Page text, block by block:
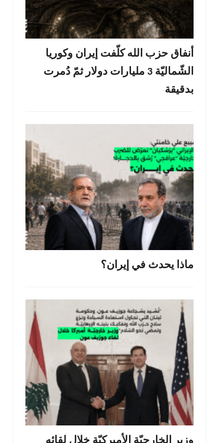
أنفاق حزب الله كلّفت إيران وكوريا
الشّماليّة 3 مليارات دولار ثمّ دُمرت
بدقيقة
ماذا يحدث في إيران؟